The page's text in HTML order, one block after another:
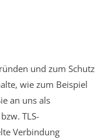
und zum Schutz
wie zum Beispiel
an uns als
TLS-
Verbindung